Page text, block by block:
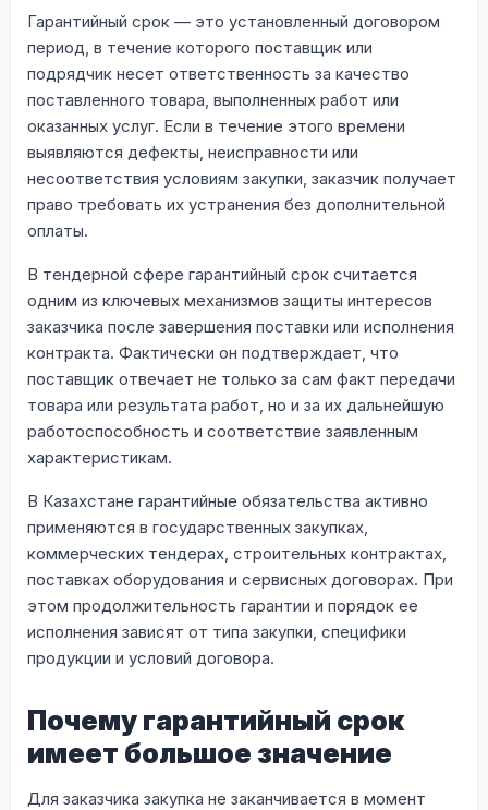
Гарантийный срок — это установленный договором
период, в течение которого поставщик или
подрядчик несет ответственность за качество
поставленного товара, выполненных работ или
оказанных услуг. Если в течение этого времени
выявляются дефекты, неисправности или
несоответствия условиям закупки, заказчик получает
право требовать их устранения без дополнительной
оплаты.
В тендерной сфере гарантийный срок считается
одним из ключевых механизмов защиты интересов
заказчика после завершения поставки или исполнения
контракта. Фактически он подтверждает, что
поставщик отвечает не только за сам факт передачи
товара или результата работ, но и за их дальнейшую
работоспособность и соответствие заявленным
характеристикам.
В Казахстане гарантийные обязательства активно
применяются в государственных закупках,
коммерческих тендерах, строительных контрактах,
поставках оборудования и сервисных договорах. При
этом продолжительность гарантии и порядок ее
исполнения зависят от типа закупки, специфики
продукции и условий договора.
Почему гарантийный срок
имеет большое значение
Для заказчика закупка не заканчивается в момент